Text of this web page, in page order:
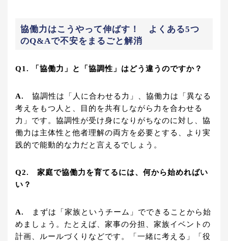
協働力はこうやって伸ばす！ よくある5つ
のQ&Aで不安をまるごと解消
Q1. 「協働力」と「協調性」はどう違うのですか？
A.
協調性は「人に合わせる力」、協働力は「異なる
考えをもつ人と、目的を共有しながら力を合わせる
力」です。協調性が受け身になりがちなのに対し、協
働力は主体性と他者理解の両方を必要とする、より実
践的で能動的な力だと言えるでしょう。
Q2. 家庭で協働力を育てるには、何から始めればい
い？
A.
まずは「家族というチーム」でできることから始
めましょう。たとえば、家事の分担、家族イベントの
計画、ルールづくりなどです。「一緒に考える」「役